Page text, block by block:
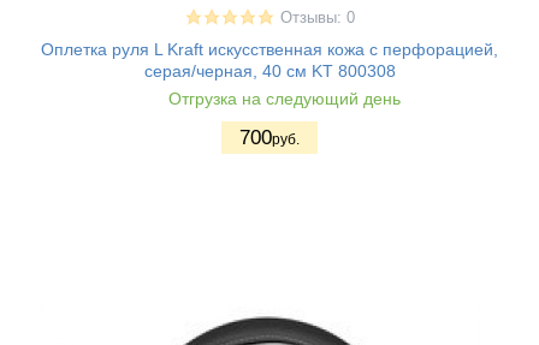
Отзывы: 0
Оплетка руля L Kraft искусственная кожа с перфорацией,
серая/черная, 40 см KT 800308
Отгрузка на следующий день
700руб.